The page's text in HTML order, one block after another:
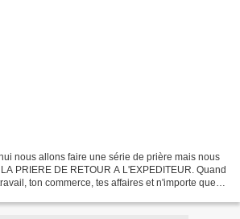
nous allons faire une série de prière mais nous
PRIERE DE RETOUR A L'EXPEDITEUR. Quand
ton commerce, tes affaires et n'importe quel